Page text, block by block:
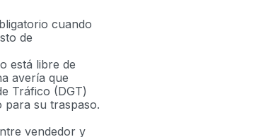
cuando
de
está libre de
avería que
Tráfico (DGT)
para su traspaso.
vendedor y